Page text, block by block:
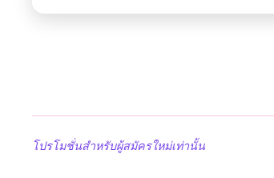
โปรโมชั่นสำหรับผู้สมัครใหม่เท่านั้น